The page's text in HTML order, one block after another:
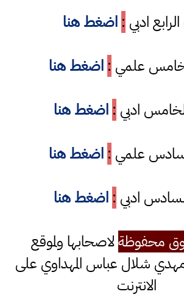
ادبي : اضغط هنا
علمي : اضغط هنا
ادبي : اضغط هنا
علمي : اضغط هنا
ادبي : اضغط هنا
محفوظةلاصحابها ولموقع
شلال عباس المهداوي على
الانترنت